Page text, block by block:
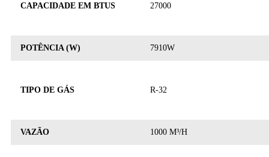
CAPACIDADE EM BTUS 27000
POTÊNCIA (W) 7910W
TIPO DE GÁS R-32
VAZÃO 1000 M³/H